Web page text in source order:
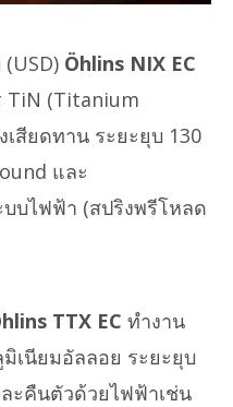
Öhlins NIX EC
TiN (Titanium
สียดทาน ระยะยุบ 130
และ
บไฟฟ้า (สปริงพรีโหลด
TTX EC ทำงาน
เนียมอัลลอย ระยะยุบ
ะคืนตัวด้วยไฟฟ้าเช่น